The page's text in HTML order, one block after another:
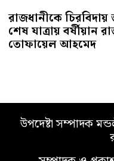
রাজধানীকে চিরবিদায়
শেষ যাত্রায় বর্ষীয়ান
তোফায়েল আহমেদ
উপদেষ্টা সম্পাদক